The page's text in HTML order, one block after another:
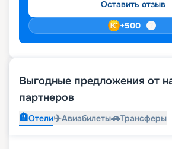
Оставить отзыв
+500
Выгодные предложения от
партнеров
🏨Отели✈️Авиабилеты🚗Трансферы